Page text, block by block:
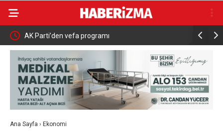
AK Parti’den vefa programı Nilüfer
inceleme
Ana Sayfa › Ekonomi